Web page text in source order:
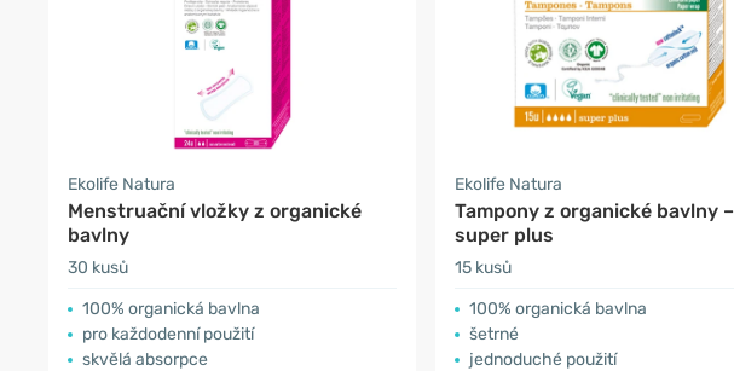
Ekolife Natura
Menstruační vložky z organické
bavlny
30 kusů
100% organická bavlna
pro každodenní použití
skvělá absorpce
Ekolife Natura
Tampony z organické bavlny –
super plus
15 kusů
100% organická bavlna
šetrné
jednoduché použití